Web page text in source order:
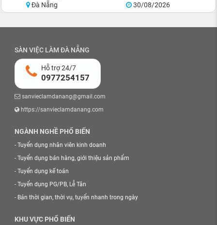
Đà Nẵng
30/08/2026
SÀN VIỆC LÀM ĐÀ NẴNG
Hỗ trợ 24/7
0977254157
sanvieclamdanang@gmail.com
https://sanvieclamdanang.com
NGÀNH NGHỀ PHỔ BIẾN
- Tuyển dụng nhân viên kinh doanh
- Tuyển dụng bán hàng, giới thiệu sản phẩm
- Tuyển dụng kế toán
- Tuyển dụng PG/PB, Lễ Tân
- Bán thời gian, thời vụ, tuyển nhanh trong ngày
KHU VỰC PHỔ BIẾN